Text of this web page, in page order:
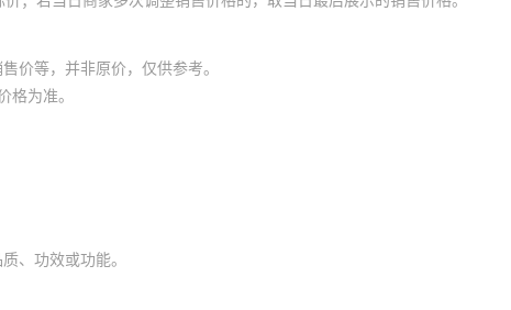
价等，并非原价，仅供参考。
为准。
、功效或功能。